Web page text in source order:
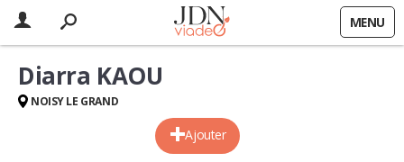
MENU
Ajouter
Diarra KAOU
NOISY LE GRAND